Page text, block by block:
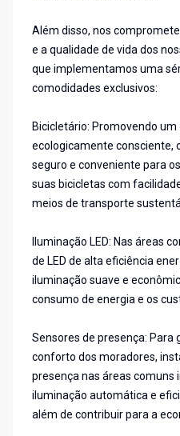
Além disso, nos
e a qualidade de vida dos
que implementamos uma
comodidades exclusivos:
Bicicletário: Promovendo
ecologicamente consciente,
seguro e conveniente para
suas bicicletas com
meios de transporte
Iluminação LED: Nas áreas
de LED de alta eficiência
iluminação suave e
consumo de energia e os
Sensores de presença: Para
conforto dos moradores,
presença nas áreas comuns
iluminação automática e
além de contribuir para a